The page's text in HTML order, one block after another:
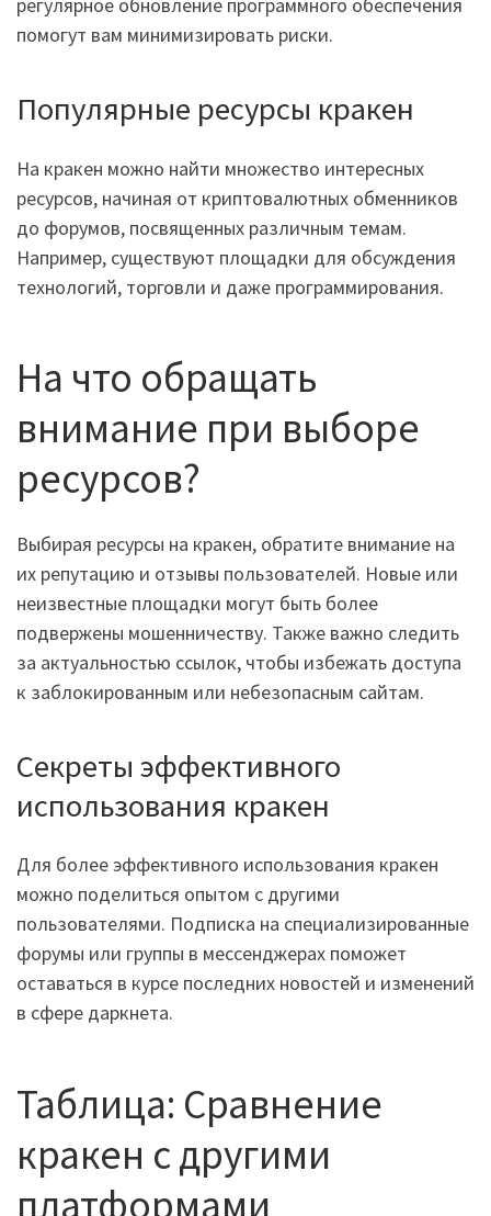
регулярное обновление программного обеспечения
помогут вам минимизировать риски.
Популярные ресурсы кракен
На кракен можно найти множество интересных
ресурсов, начиная от криптовалютных обменников
до форумов, посвященных различным темам.
Например, существуют площадки для обсуждения
технологий, торговли и даже программирования.
На что обращать
внимание при выборе
ресурсов?
Выбирая ресурсы на кракен, обратите внимание на
их репутацию и отзывы пользователей. Новые или
неизвестные площадки могут быть более
подвержены мошенничеству. Также важно следить
за актуальностью ссылок, чтобы избежать доступа
к заблокированным или небезопасным сайтам.
Секреты эффективного
использования кракен
Для более эффективного использования кракен
можно поделиться опытом с другими
пользователями. Подписка на специализированные
форумы или группы в мессенджерах поможет
оставаться в курсе последних новостей и изменений
в сфере даркнета.
Таблица: Сравнение
кракен с другими
платформами